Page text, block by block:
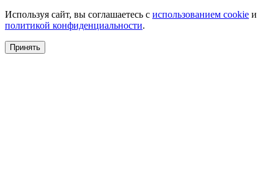
Используя сайт, вы соглашаетесь с использованием cookie и
политикой конфиденциальности.
Принять